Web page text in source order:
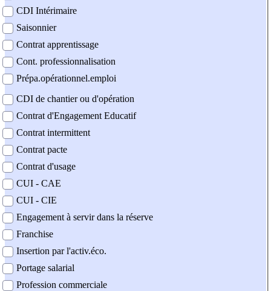
CDI Intérimaire
Saisonnier
Contrat apprentissage
Cont. professionnalisation
Prépa.opérationnel.emploi
CDI de chantier ou d'opération
Contrat d'Engagement Educatif
Contrat intermittent
Contrat pacte
Contrat d'usage
CUI - CAE
CUI - CIE
Engagement à servir dans la réserve
Franchise
Insertion par l'activ.éco.
Portage salarial
Profession commerciale